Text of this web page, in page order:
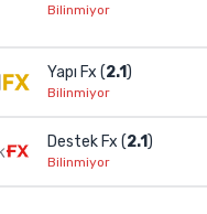
Bilinmiyor
Yapı Fx (2.1)
Bilinmiyor
Destek Fx (2.1)
Bilinmiyor